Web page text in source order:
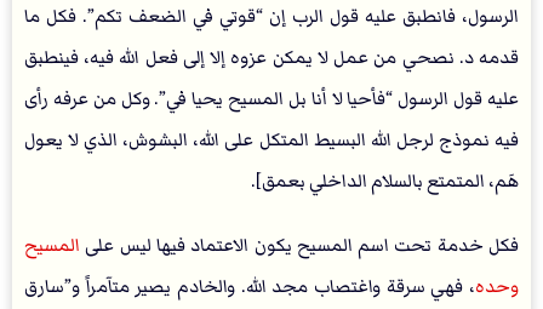
الرسول، فانطبق عليه قول الرب إن “قوتي في الضعف تكم”. فكل ما
قدمه د. نصحي من عمل لا يمكن عزوه إلا إلى فعل الله فيه، فينطبق
عليه قول الرسول “فأحيا لا أنا بل المسيح يحيا في”. وكل من عرفه رأى
فيه نموذج لرجل الله البسيط المتكل على الله، البشوش، الذي لا يعول
هَم، المتمتع بالسلام الداخلي بعمق].
فكل خدمة تحت اسم المسيح يكون الاعتماد فيها ليس على المسيح
وحده، فهي سرقة واغتصاب مجد الله. والخادم يصير متآمراً و”سارق